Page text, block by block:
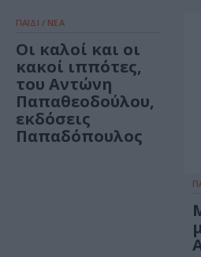
ΠΑΙΔΙ / ΝΕΑ
Οι καλοί και οι
κακοί ιππότες,
του Αντώνη
Παπαθεοδούλου,
εκδόσεις
Παπαδόπουλος